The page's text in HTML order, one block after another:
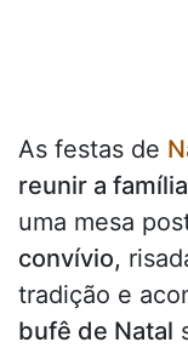
As festas de
reunir a
uma mesa
convívio,
tradição e
bufê de Natal